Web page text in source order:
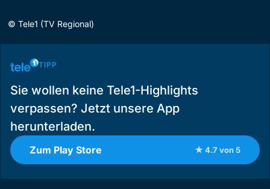
© Tele1 (TV Regional)
TIPP
Sie wollen keine Tele1-Highlights
verpassen? Jetzt unsere App
herunterladen.
Zum Play Store ★ 4.7 von 5